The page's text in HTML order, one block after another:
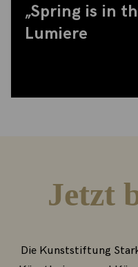
„Spring is in
Lumiere
Jetzt
Die Kunststiftung